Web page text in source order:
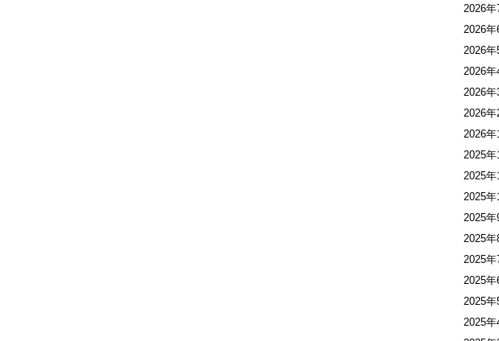
2026年
2026年
2026年
2026年
2026年
2026年
2026年
2025
2025
2025
2025年
2025年
2025年
2025年
2025年
2025年